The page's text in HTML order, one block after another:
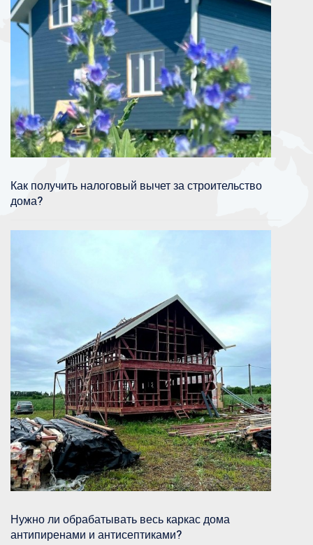
Как получить налоговый вычет за строительство
дома?
Нужно ли обрабатывать весь каркас дома
антипиренами и антисептиками?